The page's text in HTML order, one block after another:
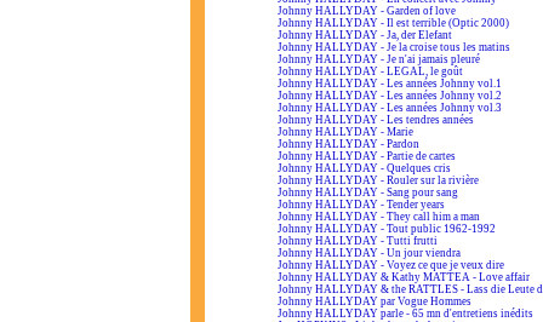
Johnny HALLYDAY - Garden of love
Johnny HALLYDAY - Il est terrible (Optic 2000)
Johnny HALLYDAY - Ja, der Elefant
Johnny HALLYDAY - Je la croise tous les matins
Johnny HALLYDAY - Je n'ai jamais pleuré
Johnny HALLYDAY - LEGAL, le goût
Johnny HALLYDAY - Les années Johnny vol.1
Johnny HALLYDAY - Les années Johnny vol.2
Johnny HALLYDAY - Les années Johnny vol.3
Johnny HALLYDAY - Les tendres années
Johnny HALLYDAY - Marie
Johnny HALLYDAY - Pardon
Johnny HALLYDAY - Partie de cartes
Johnny HALLYDAY - Quelques cris
Johnny HALLYDAY - Rouler sur la rivière
Johnny HALLYDAY - Sang pour sang
Johnny HALLYDAY - Tender years
Johnny HALLYDAY - They call him a man
Johnny HALLYDAY - Tout public 1962-1992
Johnny HALLYDAY - Tutti frutti
Johnny HALLYDAY - Un jour viendra
Johnny HALLYDAY - Voyez ce que je veux dire
Johnny HALLYDAY & Kathy MATTEA - Love affair
Johnny HALLYDAY & the RATTLES - Lass die Leute
Johnny HALLYDAY par Vogue Hommes
Johnny HALLYDAY parle - 65 mn d'entretiens inédits